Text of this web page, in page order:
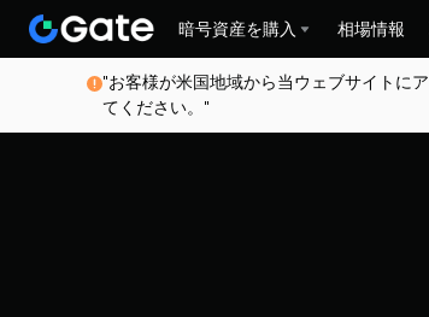
暗号資産を購入 相場情報
"お客様が米国地域から当ウェブサイトに
てください。"